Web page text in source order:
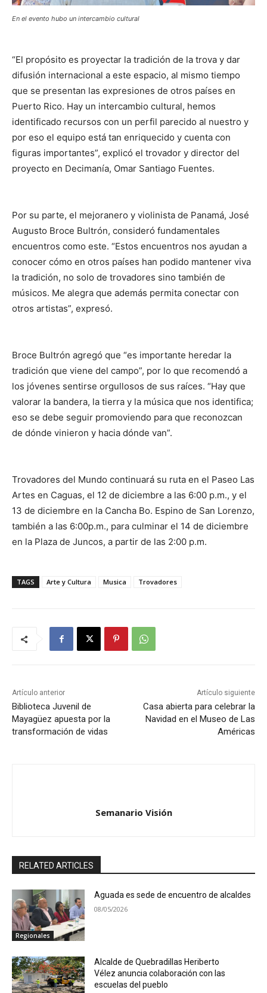
En el evento hubo un intercambio cultural
“El propósito es proyectar la tradición de la trova y dar
difusión internacional a este espacio, al mismo tiempo
que se presentan las expresiones de otros países en
Puerto Rico. Hay un intercambio cultural, hemos
identificado recursos con un perfil parecido al nuestro y
por eso el equipo está tan enriquecido y cuenta con
figuras importantes”, explicó el trovador y director del
proyecto en Decimanía, Omar Santiago Fuentes.
Por su parte, el mejoranero y violinista de Panamá, José
Augusto Broce Bultrón, consideró fundamentales
encuentros como este. “Estos encuentros nos ayudan a
conocer cómo en otros países han podido mantener viva
la tradición, no solo de trovadores sino también de
músicos. Me alegra que además permita conectar con
otros artistas”, expresó.
Broce Bultrón agregó que “es importante heredar la
tradición que viene del campo”, por lo que recomendó a
los jóvenes sentirse orgullosos de sus raíces. “Hay que
valorar la bandera, la tierra y la música que nos identifica;
eso se debe seguir promoviendo para que reconozcan
de dónde vinieron y hacia dónde van”.
Trovadores del Mundo continuará su ruta en el Paseo Las
Artes en Caguas, el 12 de diciembre a las 6:00 p.m., y el
13 de diciembre en la Cancha Bo. Espino de San Lorenzo,
también a las 6:00p.m., para culminar el 14 de diciembre
en la Plaza de Juncos, a partir de las 2:00 p.m.
TAGS Arte y Cultura Musica Trovadores
Artículo anterior
Biblioteca Juvenil de
Mayagüez apuesta por la
transformación de vidas
Artículo siguiente
Casa abierta para celebrar la
Navidad en el Museo de Las
Américas
Semanario Visión
RELATED ARTICLES
Regionales
Aguada es sede de encuentro de alcaldes
08/05/2026
Alcalde de Quebradillas Heriberto
Vélez anuncia colaboración con las
escuelas del pueblo